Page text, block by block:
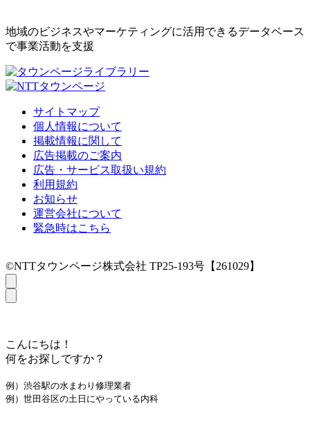
地域のビジネスやマーケティングに活用できるデータベース
で事業活動を支援
サイトマップ
個人情報について
掲載情報に関して
広告掲載のご案内
広告・サービス取扱い規約
利用規約
お知らせ
運営会社について
緊急時はこちら
©NTTタウンページ株式会社 TP25-193号【261029】
こんにちは！
何をお探しですか？
例）渋谷駅の水まわり修理業者
例）世田谷区の土日にやっている内科